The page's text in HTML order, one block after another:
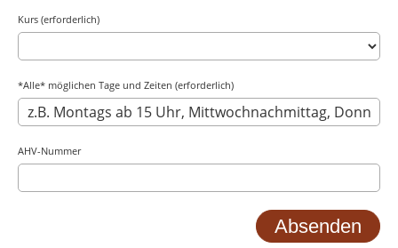
Kurs (erforderlich)
*Alle* möglichen Tage und Zeiten (erforderlich)
AHV-Nummer